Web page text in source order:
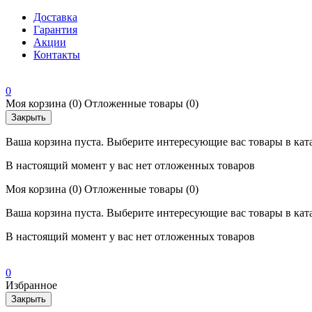
Доставка
Гарантия
Акции
Контакты
0
Моя корзина (0) Отложенные товары (0)
Закрыть
Ваша корзина пуста. Выберите интересующие вас товары в
В настоящий момент у вас нет отложенных товаров
Моя корзина (0) Отложенные товары (0)
Ваша корзина пуста. Выберите интересующие вас товары в
В настоящий момент у вас нет отложенных товаров
0
Избранное
Закрыть